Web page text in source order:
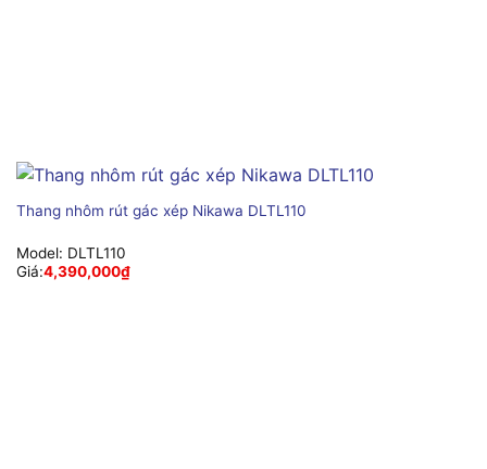
Thang nhôm rút gác xép Nikawa DLTL110
Model: DLTL110
Giá:4,390,000₫